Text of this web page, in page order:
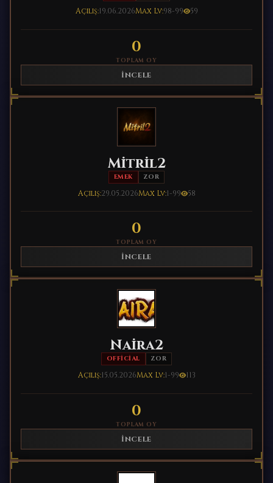
Açılış:19.06.2026Max Lv:98-99 59
0
TOPLAM OY
İNCELE
Mitril2
EMEK ZOR
Açılış:29.05.2026Max Lv:1-99 58
0
TOPLAM OY
İNCELE
Naira2
OFFICIAL ZOR
Açılış:15.05.2026Max Lv:1-99 113
0
TOPLAM OY
İNCELE